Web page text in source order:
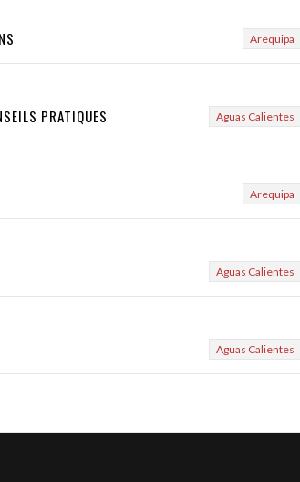
Arequipa
PRATIQUES Aguas Calientes
Arequipa
Aguas Calientes
Aguas Calientes